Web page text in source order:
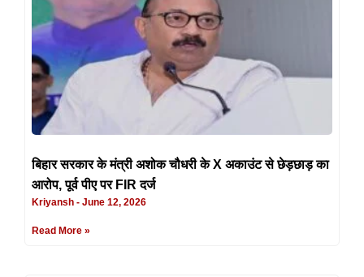
बिहार सरकार के मंत्री अशोक चौधरी के X अकाउंट से छेड़छाड़ का
आरोप, पूर्व पीए पर FIR दर्ज
Kriyansh June 12, 2026
Read More »